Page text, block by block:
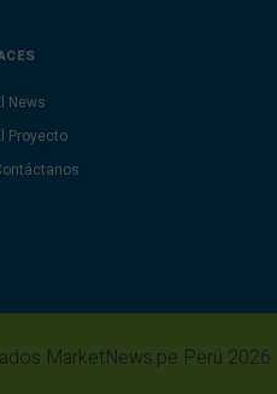
News
Proyecto
MarketNews.pe Perú 2026